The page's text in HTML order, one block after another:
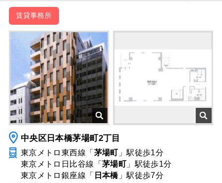
賃貸事務所
中央区日本橋茅場町2丁目
東京メトロ東西線「 茅場町 」駅徒歩1分
東京メトロ日比谷線「 茅場町 」駅徒歩1分
東京メトロ銀座線「
日本橋」駅徒歩7分